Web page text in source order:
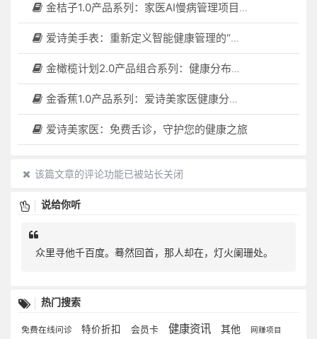
金桔子1.0产品系列：家医AI慢病管理项目全国招募区域合伙人，低投入，高回报，长收益
爱诗美手表：重新定义智能健康管理的“医疗级守护者”
金橄榄计划2.0产品组合系列：健康分布机（健康一体机）+慢病管理系统，可落地在健康小屋，社区服务中心等等
金香蕉1.0产品系列：爱诗美家医健康分布机，健康一体机，社区服务中心，药店，健康小屋都需要
爱诗美家医：免费舌诊，守护您的健康之旅
该篇文章的评论功能已被站长关闭
说给你听
众里寻他千百度。蓦然回首，那人却在，灯火阑珊处。
热门搜索
免费在线问诊 特价折扣 会员卡 健康资讯 其他 网赚项目